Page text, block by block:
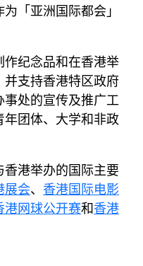
「亚洲国际都会」
作纪念品和在香港举
支持香港特区政府
处的宣传及推广工
团体、大学和非政
香港举办的国际主要
展会、 香港国际电影
港网球公开赛和 香港